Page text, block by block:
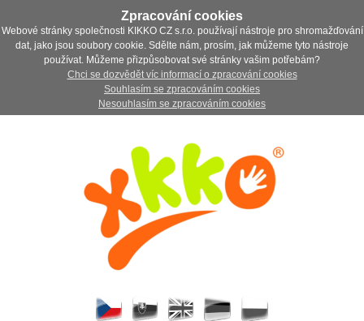
Zpracování cookies
Webové stránky společnosti KIKKO CZ s.r.o. používají nástroje pro shromažďování
dat, jako jsou soubory cookie. Sdělte nám, prosím, jak můžeme tyto nástroje
používat. Můžeme přizpůsobovat své stránky vašim potřebám?
Chci se dozvědět víc informací o zpracování cookies
Souhlasím se zpracováním cookies
Nesouhlasím se zpracováním cookies